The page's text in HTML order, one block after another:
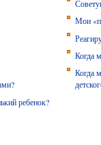
ребенок?
Мои
Когда
Когда